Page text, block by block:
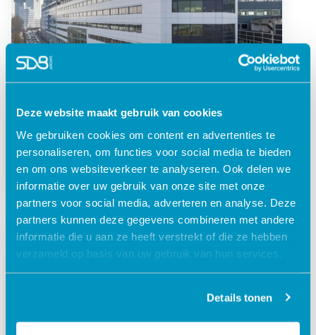
Deze website maakt gebruik van cookies
We gebruiken cookies om content en advertenties te
personaliseren, om functies voor social media te bieden
en om ons websiteverkeer te analyseren. Ook delen we
informatie over uw gebruik van onze site met onze
partners voor social media, adverteren en analyse. Deze
partners kunnen deze gegevens combineren met andere
informatie die u aan ze heeft verstrekt of die ze hebben
verzameld op basis van uw gebruik van hun services.
Details tonen
Locatie Den Haag
Saturnusstraat 95, 2516 AG Den Haag